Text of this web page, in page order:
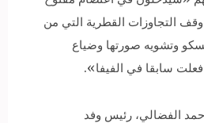
وقف التجاوزات القطرية التي من
وتشويه صورتها وضياع
فعلت سابقا في الفيفا».
الفضالي، رئيس وفد